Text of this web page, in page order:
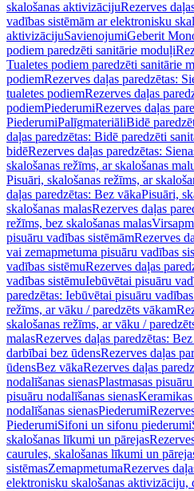
skalošanas aktivizācijuRezerves
vadības sistēmām ar elektronisku
aktivizācijuSavienojumiGeberit
podiem paredzēti sanitārie moduļi
Tualetes podiem paredzēti sanitārie
podiemRezerves daļas paredzētas:
tualetes podiemRezerves daļas
podiemPiederumiRezerves daļas
PiederumiPalīgmateriāliBidē
daļas paredzētas: Bidē paredzēti
bidēRezerves daļas paredzētas:
skalošanas režīms, ar skalošanas
Pisuāri, skalošanas režīms, ar
daļas paredzētas: Bez vākaPisuāri,
skalošanas malasRezerves daļas
režīms, bez skalošanas malas
pisuāru vadības sistēmāmRezerves
vai zemapmetuma pisuāru vadības
vadības sistēmuRezerves daļas
vadības sistēmuIebūvētai pisuāru
paredzētas: Iebūvētai pisuāru
režīms, ar vāku / paredzēts vākam
skalošanas režīms, ar vāku /
malasRezerves daļas paredzētas:
darbībai bez ūdensRezerves daļas
ūdensBez vākaRezerves daļas
nodalīšanas sienasPlastmasas
pisuāru nodalīšanas sienas
nodalīšanas sienasPiederumi
PiederumiSifoni un sifonu piederumi
skalošanas līkumi un pārejas
caurules, skalošanas līkumi un
sistēmasZemapmetumaRezerves
elektronisku skalošanas aktivizāciju,